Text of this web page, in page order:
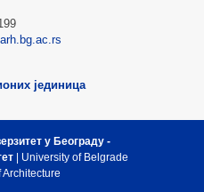
јединица
у Београду -
| University of Belgrade
Architecture